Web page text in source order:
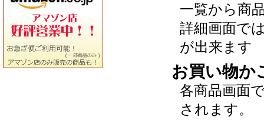
一覧から商
詳細画面で
が出来ます
お買い物か
各商品画面
されます。